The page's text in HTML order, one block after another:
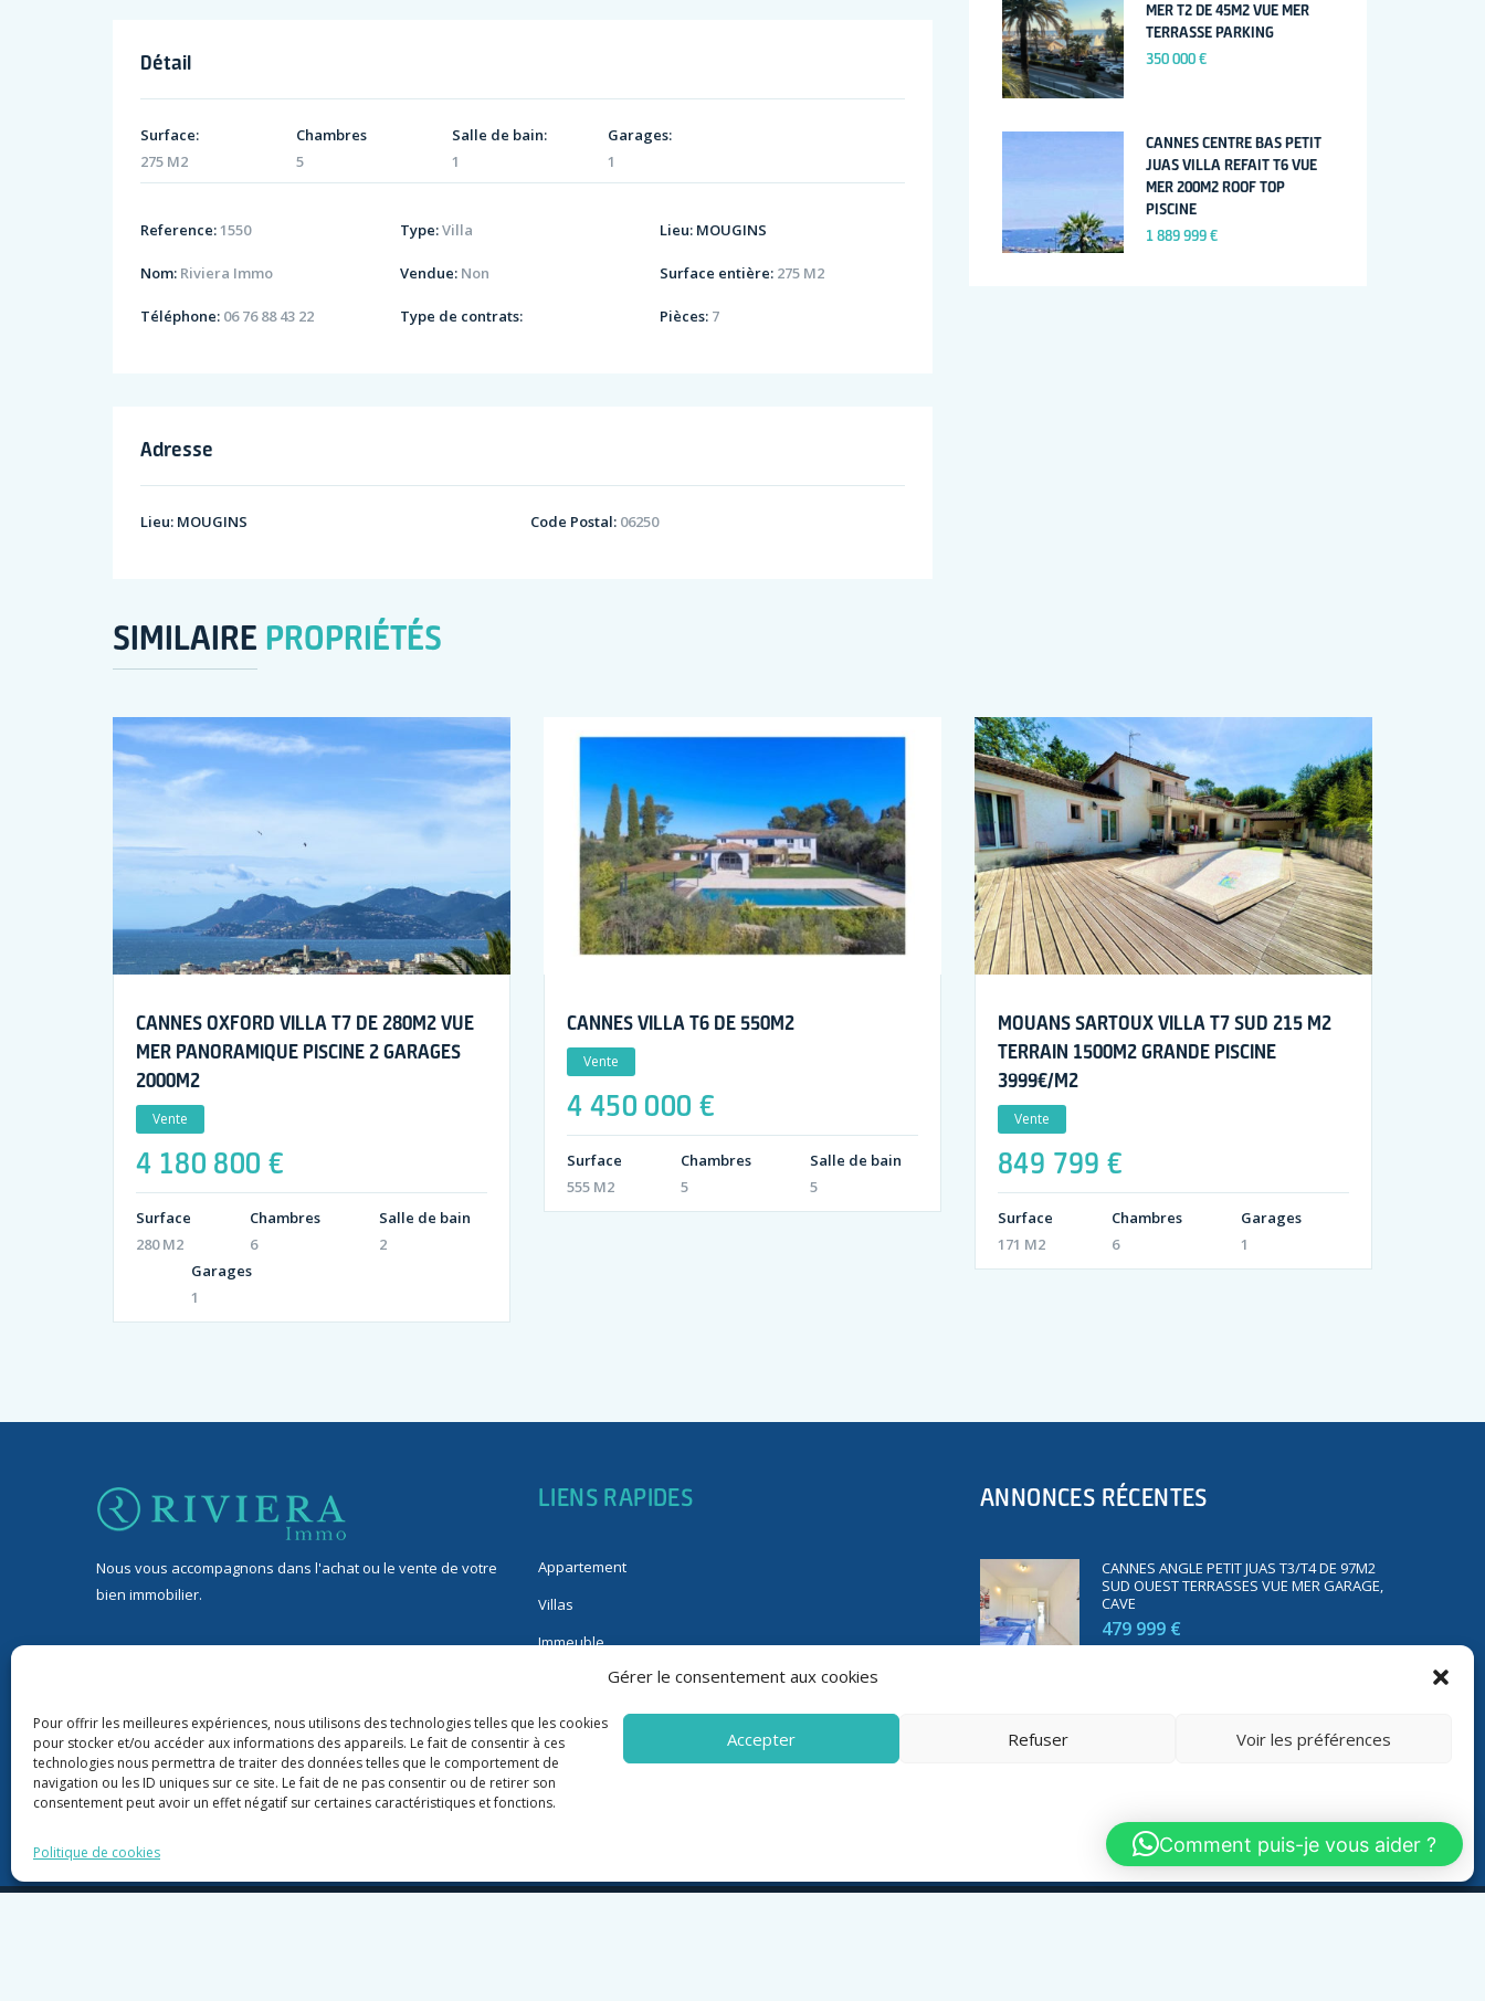
Gérer le consentement aux cookies
Pour offrir les meilleures expériences, nous utilisons des technologies telles que les cookies
pour stocker et/ou accéder aux informations des appareils. Le fait de consentir à ces
technologies nous permettra de traiter des données telles que le comportement de
navigation ou les ID uniques sur ce site. Le fait de ne pas consentir ou de retirer son
consentement peut avoir un effet négatif sur certaines caractéristiques et fonctions.
Accepter Refuser Voir les préférences
Politique de cookies
Détail
Surface:
275 M2
Chambres
5
Salle de bain:
1
Garages:
1
Reference: 1550
Nom: Riviera Immo
Téléphone: 06 76 88 43 22
Type:Villa
Vendue: Non
Type de contrats:
Lieu: MOUGINS
Surface entière: 275 M2
Pièces: 7
Adresse
Lieu: MOUGINS Code Postal:06250
MER T2 DE 45M2 VUE MER
TERRASSE PARKING
350 000 €
CANNES CENTRE BAS PETIT
JUAS VILLA REFAIT T6 VUE
MER 200M2 ROOF TOP
PISCINE
1 889 999 €
SIMILAIRE PROPRIÉTÉS
CANNES OXFORD VILLA T7 DE 280M2 VUE
MER PANORAMIQUE PISCINE 2 GARAGES
2000M2
Vente
4 180 800 €
Surface
280 M2
Chambres
6
Salle de bain
2
Garages
1
CANNES VILLA T6 DE 550M2
Vente
4 450 000 €
Surface
555 M2
Chambres
5
Salle de bain
5
MOUANS SARTOUX VILLA T7 SUD 215 M2
TERRAIN 1500M2 GRANDE PISCINE
3999€/M2
Vente
849 799 €
Surface
171 M2
Chambres
6
Garages
1
Nous vous accompagnons dans l'achat ou le vente de votre
bien immobilier.
9 rond-point Duboys d’Angers, 06400 Cannes
+33 06 76 88 43 22
riviera06immo@gmail.com
LIENS RAPIDES
Appartement
Villas
Immeuble
Fonds de commerce
Immobilier pro
ANNONCES RÉCENTES
CANNES ANGLE PETIT JUAS T3/T4 DE 97M2
SUD OUEST TERRASSES VUE MER GARAGE,
CAVE
479 999 €
Comment puis-je vous aider ?